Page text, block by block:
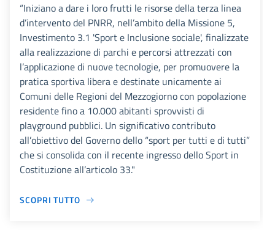
“Iniziano a dare i loro frutti le risorse della terza linea
d’intervento del PNRR, nell’ambito della Missione 5,
Investimento 3.1 'Sport e Inclusione sociale', finalizzate
alla realizzazione di parchi e percorsi attrezzati con
l’applicazione di nuove tecnologie, per promuovere la
pratica sportiva libera e destinate unicamente ai
Comuni delle Regioni del Mezzogiorno con popolazione
residente fino a 10.000 abitanti sprovvisti di
playground pubblici. Un significativo contributo
all’obiettivo del Governo dello “sport per tutti e di tutti”
che si consolida con il recente ingresso dello Sport in
Costituzione all’articolo 33."
SCOPRI TUTTO